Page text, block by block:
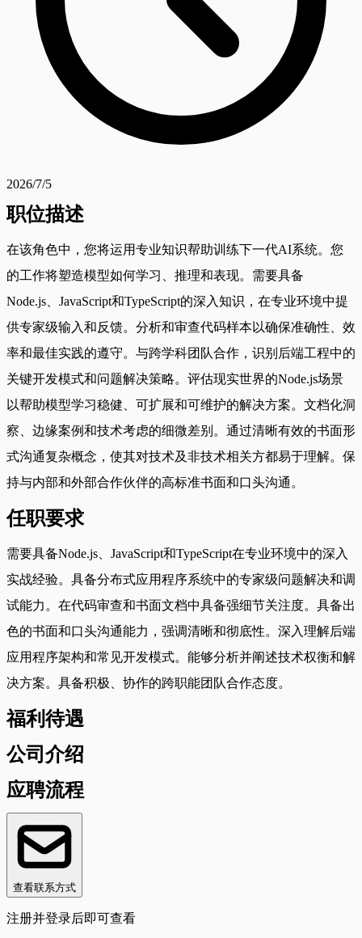
2026/7/5
职位描述
在该角色中，您将运用专业知识帮助训练下一代AI系统。您
的工作将塑造模型如何学习、推理和表现。需要具备
Node.js、JavaScript和TypeScript的深入知识，在专业环境中提
供专家级输入和反馈。分析和审查代码样本以确保准确性、效
率和最佳实践的遵守。与跨学科团队合作，识别后端工程中的
关键开发模式和问题解决策略。评估现实世界的Node.js场景
以帮助模型学习稳健、可扩展和可维护的解决方案。文档化洞
察、边缘案例和技术考虑的细微差别。通过清晰有效的书面形
式沟通复杂概念，使其对技术及非技术相关方都易于理解。保
持与内部和外部合作伙伴的高标准书面和口头沟通。
任职要求
需要具备Node.js、JavaScript和TypeScript在专业环境中的深入
实战经验。具备分布式应用程序系统中的专家级问题解决和调
试能力。在代码审查和书面文档中具备强细节关注度。具备出
色的书面和口头沟通能力，强调清晰和彻底性。深入理解后端
应用程序架构和常见开发模式。能够分析并阐述技术权衡和解
决方案。具备积极、协作的跨职能团队合作态度。
福利待遇
公司介绍
应聘流程
查看联系方式
注册并登录后即可查看